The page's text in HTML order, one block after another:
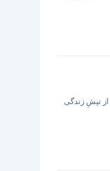
از تپشِ زندگی